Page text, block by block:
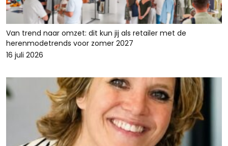
Van trend naar omzet: dit kun jij als retailer met de
herenmodetrends voor zomer 2027
16 juli 2026